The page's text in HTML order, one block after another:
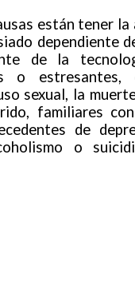
están tener
dependiente
de la
o estresantes,
sexual, la
familiares
de
o